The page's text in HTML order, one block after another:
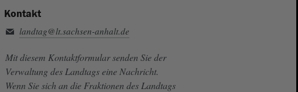
Kontakt
landtag@lt.sachsen-anhalt.de
Mit diesem Kontaktformular senden Sie der
Verwaltung des Landtags eine Nachricht.
Wenn Sie sich an die Fraktionen des Landtags